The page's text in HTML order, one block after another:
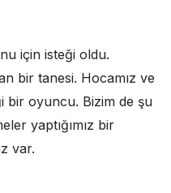
için isteği oldu.
bir tanesi. Hocamız ve
bir oyuncu. Bizim de şu
yaptığımız bir
var.